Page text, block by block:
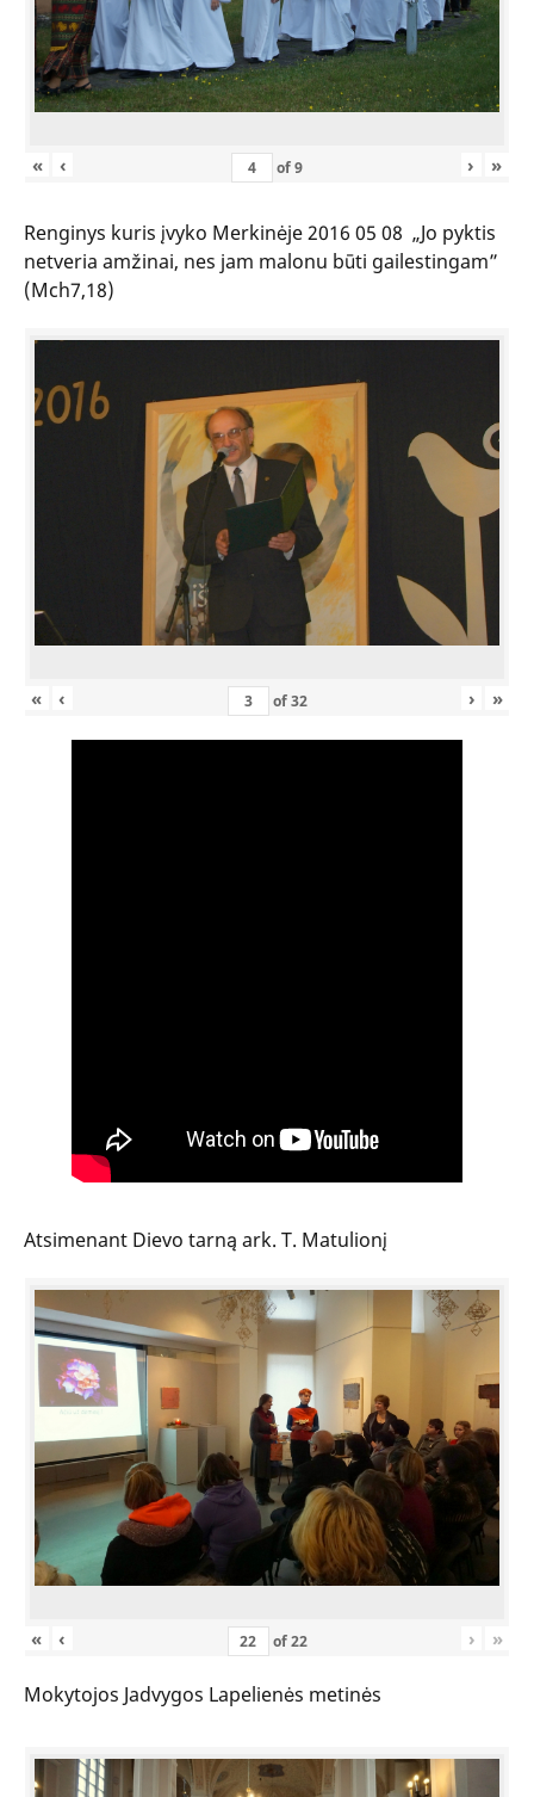
« ‹ of9 › »
Renginys kuris įvyko Merkinėje 2016 05 08 „Jo pyktis
netveria amžinai, nes jam malonu būti gailestingam”
(Mch7,18)
« ‹ of32 › »
Atsimenant Dievo tarną ark. T. Matulionį
« ‹ of22 › »
Mokytojos Jadvygos Lapelienės metinės